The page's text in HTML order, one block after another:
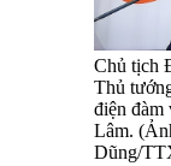
Chủ tịch
Thủ
điện
Lâm.
Dũng/